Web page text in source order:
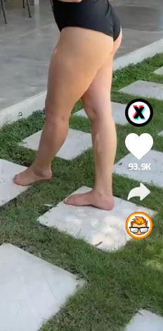
93.9K